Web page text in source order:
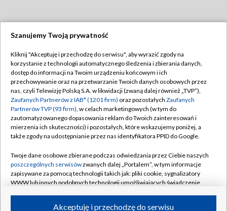
TVP
Abonament TVP
Emisja w TVP
Centrum informacji TVP
Naziemna Telewizja Cyfrowa
Rada Programowa
System NOS
Informacje o nadawcy
Regulamin TVP
Polityka prywatności
Moje zgody
Pomoc
Kontakt
Kanały
Szanujemy Twoją prywatność
Kliknij "Akceptuję i przechodzę do serwisu", aby wyrazić zgody na
korzystanie z technologii automatycznego śledzenia i zbierania danych,
dostęp do informacji na Twoim urządzeniu końcowym i ich
przechowywanie oraz na przetwarzanie Twoich danych osobowych przez
nas, czyli Telewizję Polską S.A. w likwidacji (zwaną dalej również „TVP”),
Zaufanych Partnerów z IAB* (1201 firm) oraz pozostałych Zaufanych
Partnerów TVP (93 firm), w celach marketingowych (w tym do
zautomatyzowanego dopasowania reklam do Twoich zainteresowań i
mierzenia ich skuteczności) i pozostałych, które wskazujemy poniżej, a
także zgody na udostępnianie przez nas identyfikatora PPID do Google.
Twoje dane osobowe zbierane podczas odwiedzania przez Ciebie naszych
poszczególnych serwisówzwanych dalej „Portalem”, w tym informacje
zapisywane za pomocą technologii takich jak: pliki cookie, sygnalizatory
WWW lub innych podobnych technologii umożliwiających świadczenie
Akceptuję i przechodzę do serwisu